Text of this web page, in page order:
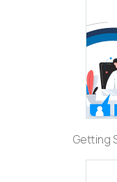
Getting